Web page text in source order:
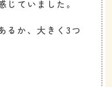
ていました。
るか、大きく3つ